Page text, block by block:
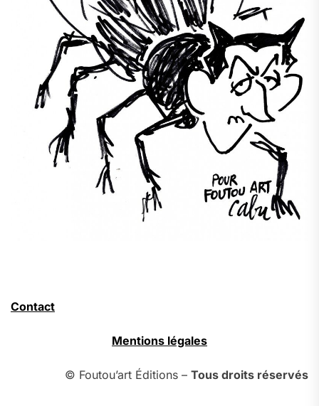
Contact
Mentions légales
© Foutou’art Éditions – Tous droits réservés